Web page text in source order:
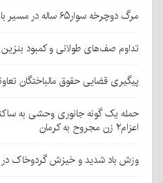
مرگ دوچرخه سوار۶۵ ساله در مسیر باغین
تداوم صف‌های طولانی و کمبود
پیگیری قضایی حقوق مالباختگان
حمله یک گونه جانوری وحشی به
اعزام۲ زن مجروح به کرمان
وزش باد شدید و خیزش گردوخاک در